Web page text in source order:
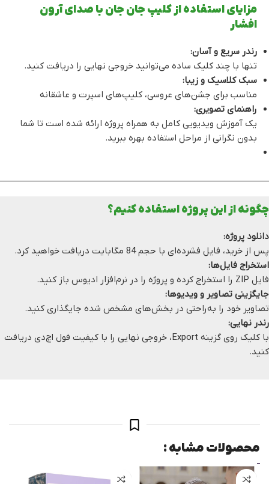
مزایای استفاده از کلیپ جان جان با صدای آرون
افشار
رندر سریع و آسان:
تنها با چند کلیک ساده می‌توانید خروجی نهایی را دریافت کنید.
سبک کلاسیک و زیبا:
مناسب برای جشن‌های عروسی، کلیپ‌های اسپرت و عاشقانه
راهنمای تصویری:
یک آموزش ویدیویی کامل به همراه پروژه ارائه شده است تا شما
بدون نگرانی از مراحل استفاده بهره ببرید.
چگونه از این پروژه استفاده کنیم؟
دانلود پروژه:
پس از خرید، فایل فشرده‌ای با حجم 84 مگابایت دریافت خواهید کرد.
استخراج فایل‌ها:
فایل ZIP را استخراج کرده و پروژه را در نرم‌افزار ادیوس باز کنید.
جایگزینی تصاویر و ویدیوها:
تصاویر خود را به‌راحتی در بخش‌های مشخص شده جایگذاری کنید.
رندر نهایی:
با کلیک روی گزینه Export، خروجی نهایی را با کیفیت فول اچ‌دی دریافت
کنید.
محصولات مشابه :